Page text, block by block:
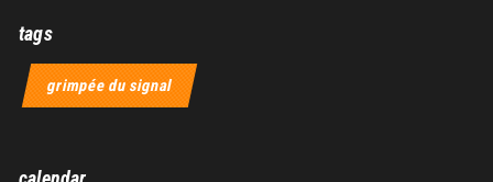
tags
grimpée du signal